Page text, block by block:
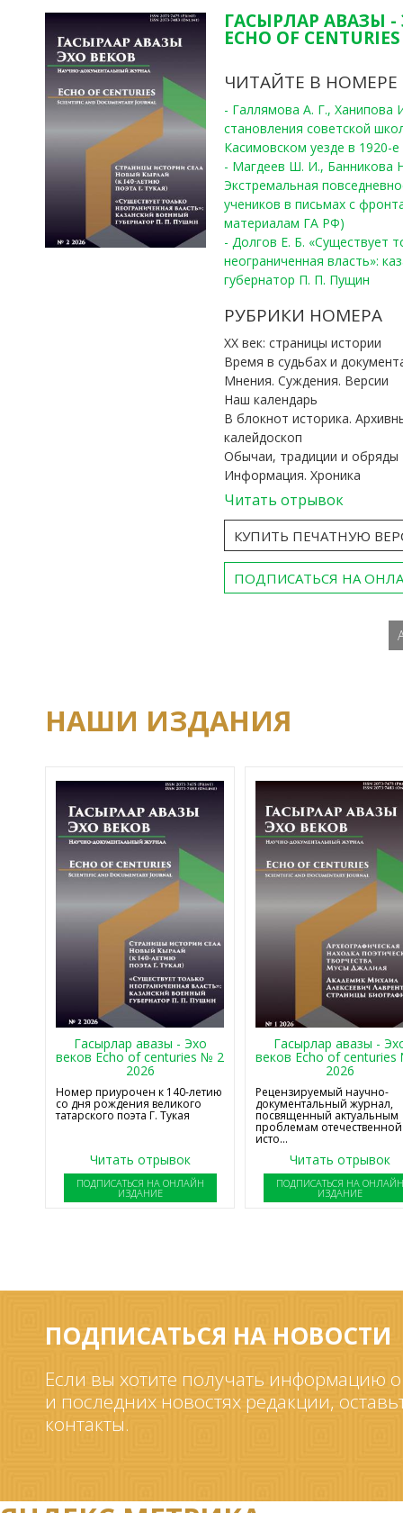
ГАСЫРЛАР АВАЗЫ -
ECHO OF
ЧИТАЙТЕ В НОМЕРЕ
- Галлямова А. Г.,
становления советской
Касимовском уезде в 1920-е
- Магдеев Ш. И., Банникова
Экстремальная
учеников в письмах с
материалам ГА РФ)
- Долгов Е. Б. «Существует
неограниченная власть»:
губернатор П. П. Пущин
РУБРИКИ НОМЕРА
ХХ век: страницы истории
Время в судьбах и
Мнения. Суждения. Версии
Наш календарь
В блокнот историка.
калейдоскоп
Обычаи, традиции и обряды
Информация. Хроника
Читать отрывок
КУПИТЬ ПЕЧАТНУЮ
ПОДПИСАТЬСЯ НА
НАШИ ИЗДАНИЯ
Гасырлар авазы - Эхо
веков Echo of centuries № 2
2026
Номер приурочен к 140-летию
со дня рождения великого
татарского поэта Г. Тукая
Читать отрывок
ПОДПИСАТЬСЯ НА ОНЛАЙН
ИЗДАНИЕ
Гасырлар авазы -
веков Echo of
2026
Рецензируемый научно-
документальный журнал,
посвященный актуальным
проблемам отечественной
исто...
Читать отрывок
ПОДПИСАТЬСЯ НА
ИЗДАНИЕ
ПОДПИСАТЬСЯ НА НОВОСТИ
Если вы хотите получать информацию
и последних новостях редакции,
контакты.